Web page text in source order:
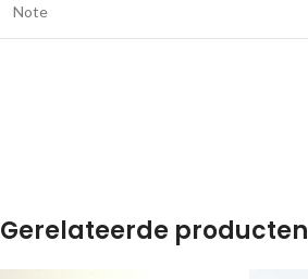
Note
Gerelateerde producten